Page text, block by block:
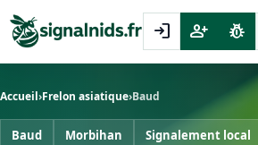
login person_add pest_control
Accueil›Frelon asiatique›Baud
Baud Morbihan Signalement local